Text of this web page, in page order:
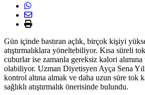
Gün içinde bastıran açlık, birçok kişiyi
atıştırmalıklara yöneltebiliyor. Kısa süreli
cuburlar ise zamanla gereksiz kalori alımına
olabiliyor. Uzman Diyetisyen Ayça Sena
kontrol altına almak ve daha uzun süre tok
sağlıklı atıştırmalık önerisinde bulundu.